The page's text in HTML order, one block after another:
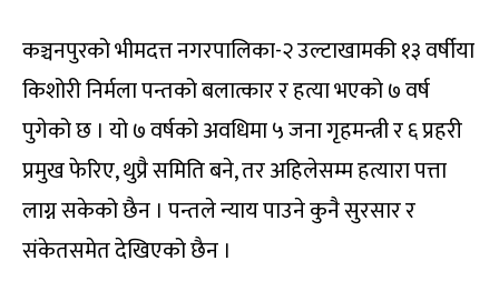
कञ्चनपुरको भीमदत्त नगरपालिका-२ उल्टाखामकी १३ वर्षीया
किशोरी निर्मला पन्तको बलात्कार र हत्या भएको ७ वर्ष
पुगेको छ । यो ७ वर्षको अवधिमा ५ जना गृहमन्त्री र ६ प्रहरी
प्रमुख फेरिए, थुप्रै समिति बने, तर अहिलेसम्म हत्यारा पत्ता
लाग्न सकेको छैन । पन्तले न्याय पाउने कुनै सुरसार र
संकेतसमेत देखिएको छैन ।